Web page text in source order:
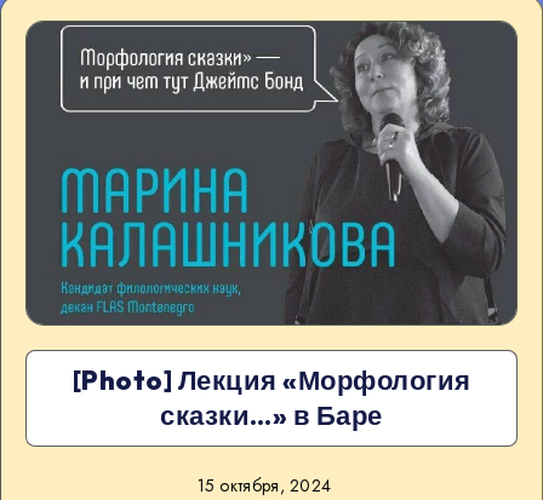
[Photo] Лекция «Морфология
сказки…» в Баре
15 октября, 2024